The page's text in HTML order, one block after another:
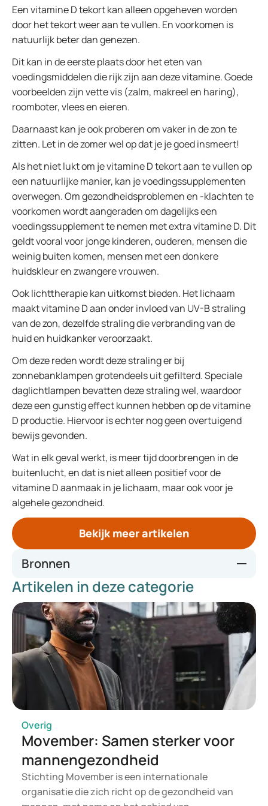
Een vitamine D tekort kan alleen opgeheven worden
door het tekort weer aan te vullen. En voorkomen is
natuurlijk beter dan genezen.
Dit kan in de eerste plaats door het eten van
voedingsmiddelen die rijk zijn aan deze vitamine. Goede
voorbeelden zijn vette vis (zalm, makreel en haring),
roomboter, vlees en eieren.
Daarnaast kan je ook proberen om vaker in de zon te
zitten. Let in de zomer wel op dat je je goed insmeert!
Als het niet lukt om je vitamine D tekort aan te vullen op
een natuurlijke manier, kan je voedingssupplementen
overwegen. Om gezondheidsproblemen en -klachten te
voorkomen wordt aangeraden om dagelijks een
voedingssupplement te nemen met extra vitamine D. Dit
geldt vooral voor jonge kinderen, ouderen, mensen die
weinig buiten komen, mensen met een donkere
huidskleur en zwangere vrouwen.
Ook lichttherapie kan uitkomst bieden. Het lichaam
maakt vitamine D aan onder invloed van UV-B straling
van de zon, dezelfde straling die verbranding van de
huid en huidkanker veroorzaakt.
Om deze reden wordt deze straling er bij
zonnebanklampen grotendeels uit gefilterd. Speciale
daglichtlampen bevatten deze straling wel, waardoor
deze een gunstig effect kunnen hebben op de vitamine
D productie. Hiervoor is echter nog geen overtuigend
bewijs gevonden.
Wat in elk geval werkt, is meer tijd doorbrengen in de
buitenlucht, en dat is niet alleen positief voor de
vitamine D aanmaak in je lichaam, maar ook voor je
algehele gezondheid.
Bekijk meer artikelen
Bronnen
Nationaal Kompas Volksgezondheid
Voedingscentrum
Consumed
Vitamine-info.nl
Artikelen in deze categorie
Overig
Movember: Samen sterker voor
mannengezondheid
Stichting Movember is een internationale
organisatie die zich richt op de gezondheid van